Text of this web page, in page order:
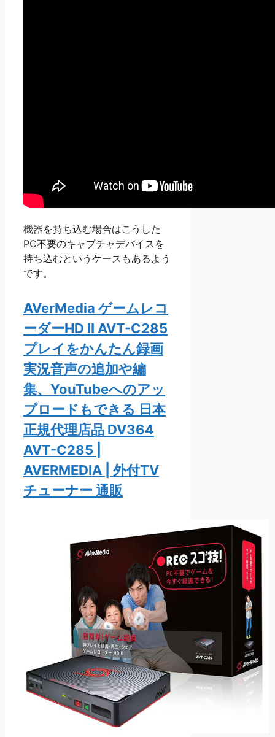
機器を持ち込む場合はこうした
PC不要のキャプチャデバイスを
持ち込むというケースもあるよう
です。
AVerMedia ゲームレコ
ーダーHD II AVT-C285
プレイをかんたん録画
実況音声の追加や編
集、YouTubeへのアッ
プロードもできる 日本
正規代理店品 DV364
AVT-C285 |
AVERMEDIA | 外付TV
チューナー 通販